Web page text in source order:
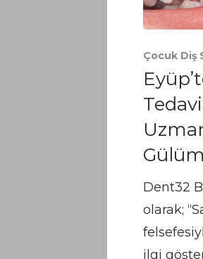
Çocuk Diş
Dent32
olarak;
ilgi